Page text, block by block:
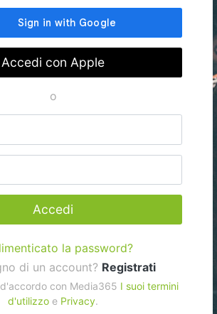
Accedi con Apple
o
Accedi
la password?
di un account? Registrati
con Media365 I suoi termini
d'utilizzo e Privacy.